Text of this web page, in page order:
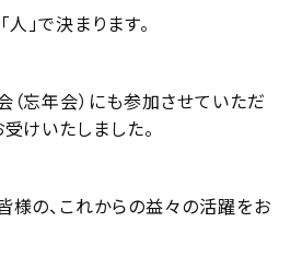
」で決まります。
忘年会）にも参加させていただ
けいたしました。
様の、これからの益々の活躍をお